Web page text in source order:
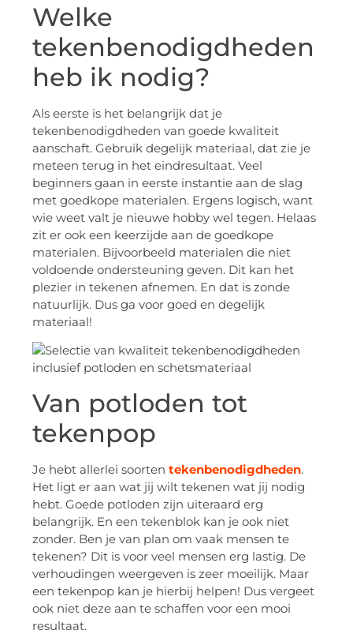
Welke
tekenbenodigdheden
heb ik nodig?
Als eerste is het belangrijk dat je
tekenbenodigdheden van goede kwaliteit
aanschaft. Gebruik degelijk materiaal, dat zie je
meteen terug in het eindresultaat. Veel
beginners gaan in eerste instantie aan de slag
met goedkope materialen. Ergens logisch, want
wie weet valt je nieuwe hobby wel tegen. Helaas
zit er ook een keerzijde aan de goedkope
materialen. Bijvoorbeeld materialen die niet
voldoende ondersteuning geven. Dit kan het
plezier in tekenen afnemen. En dat is zonde
natuurlijk. Dus ga voor goed en degelijk
materiaal!
Van potloden tot
tekenpop
Je hebt allerlei soorten tekenbenodigdheden.
Het ligt er aan wat jij wilt tekenen wat jij nodig
hebt. Goede potloden zijn uiteraard erg
belangrijk. En een tekenblok kan je ook niet
zonder. Ben je van plan om vaak mensen te
tekenen? Dit is voor veel mensen erg lastig. De
verhoudingen weergeven is zeer moeilijk. Maar
een tekenpop kan je hierbij helpen! Dus vergeet
ook niet deze aan te schaffen voor een mooi
resultaat.